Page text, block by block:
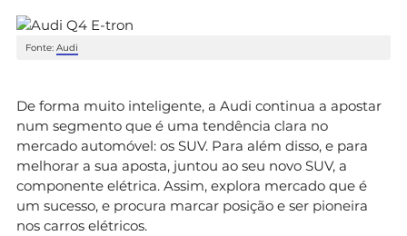
Fonte: Audi
De forma muito inteligente, a Audi continua a apostar
num segmento que é uma tendência clara no
mercado automóvel: os SUV. Para além disso, e para
melhorar a sua aposta, juntou ao seu novo SUV, a
componente elétrica. Assim, explora mercado que é
um sucesso, e procura marcar posição e ser pioneira
nos carros elétricos.